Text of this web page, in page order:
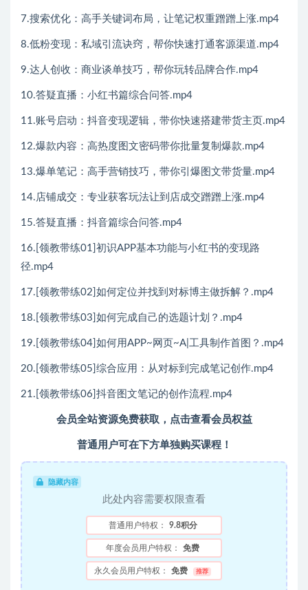
7.搜索优化：高手关键词布局，让笔记权重蹭蹭上涨.mp4
8.低粉变现：私域引流诀窍，帮你快速打通客源渠道.mp4
9.达人创收：商业谈单技巧，帮你玩转品牌合作.mp4
10.答疑直播：小红书篇综合问答.mp4
11.账号启动：抖音变现逻辑，带你快速搭建带货主页.mp4
12.爆款内容：高热度图文密码带你批量复制爆款.mp4
13.爆单笔记：高手营销技巧，带你引爆图文带货量.mp4
14.店铺成交：专业获客玩法让到店成交蹭蹭上涨.mp4
15.答疑直播：抖音篇综合问答.mp4
16.[领教带练01]初识APP基本功能与小红书的变现路
径.mp4
17.[领教带练02]如何定位并找到对标博主做拆解？.mp4
18.[领教带练03]如何完成自己的选题计划？.mp4
19.[领教带练04]如何用APP~网页~A|工具制作首图？.mp4
20.[领教带练05]综合应用：从对标到完成笔记创作.mp4
21.[领教带练06]抖音图文笔记的创作流程.mp4
会员全站资源免费获取，点击查看会员权益
普通用户可在下方单独购买课程！
隐藏内容
此处内容需要权限查看
普通用户特权： 9.8积分
年度会员用户特权： 免费
永久会员用户特权： 免费 推荐